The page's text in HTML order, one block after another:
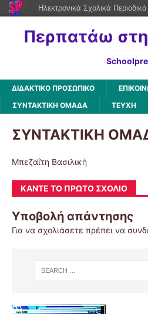
Περπατάω
ΔΙΔΑΚΤΙΚΟ ΠΡΟΣΩΠΙΚΟ
ΣΥΝΤΑΚΤΙΚΗ ΟΜΑΔΑ
ΤΕΥΧΗ
ΣΥΝΤΑΚΤΙΚΗ
Μπεζαΐτη Βασιλική
ΚΆΝΤΕ ΤΟ ΠΡΏΤΟ ΣΧΌΛΙΟ
Υποβολή απάντησης
Για να σχολιάσετε πρέπει να
Ηλεκτρονικά Σχολικά